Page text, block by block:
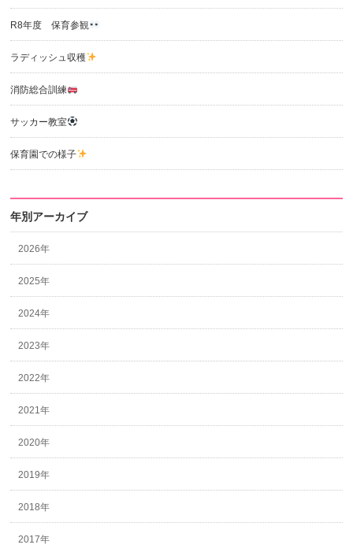
R8年度 保育参観
ラディッシュ収穫
消防総合訓練
サッカー教室
保育園での様子
年別アーカイブ
2026年
2025年
2024年
2023年
2022年
2021年
2020年
2019年
2018年
2017年